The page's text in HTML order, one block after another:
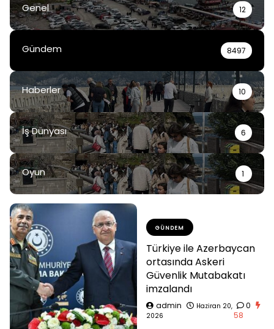
Genel 12
Gündem 8497
Haberler 10
İş Dünyası 6
Oyun 1
GÜNDEM
Türkiye ile Azerbaycan
ortasında Askeri
Güvenlik Mutabakatı
imzalandı
admin
Haziran 20,
2026
0
58